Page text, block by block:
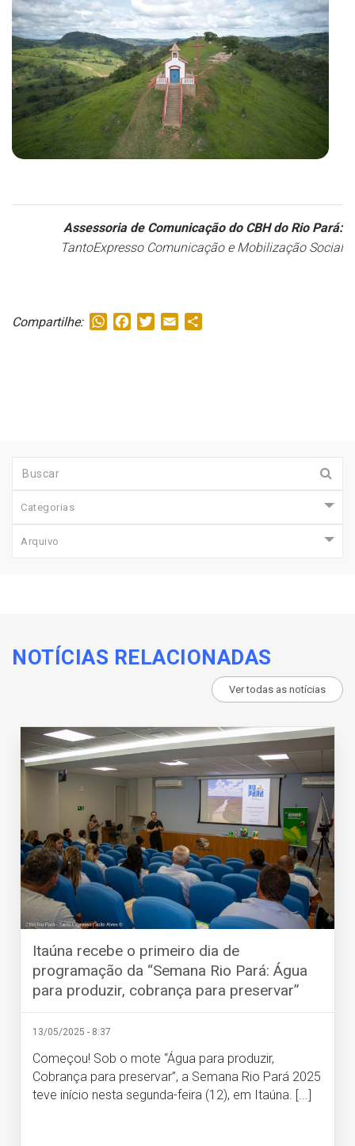
Assessoria de Comunicação do CBH do Rio Pará:
TantoExpresso Comunicação e Mobilização Social
Compartilhe: WhatsApp
FacebookTwitterEmail
Categorias
Arquivo
NOTÍCIAS RELACIONADAS
Ver todas as notícias
Itaúna recebe o primeiro dia de
programação da “Semana Rio Pará: Água
para produzir, cobrança para preservar”
13/05/2025 - 8:37
Começou! Sob o mote “Água para produzir,
Cobrança para preservar”, a Semana Rio Pará 2025
teve início nesta segunda-feira (12), em Itaúna. [...]